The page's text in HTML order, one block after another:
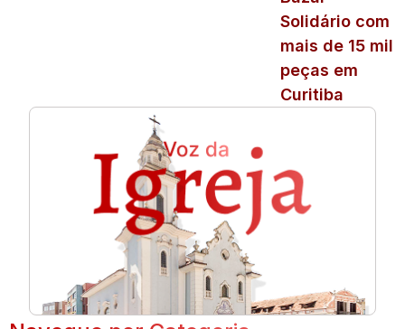
Solidário com
mais de 15 mil
peças em
Curitiba